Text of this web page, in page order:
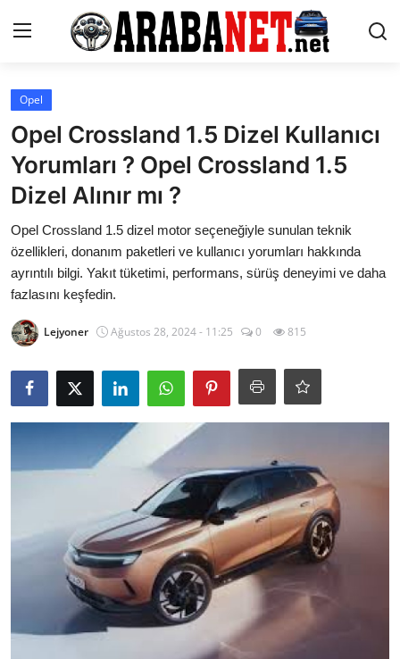
Giriş yapmak
Anasayfa
İletişim
Araba Markaları
Paketler
Karşılaştırmalar
Kronik Sorunlar
Bakım & Arıza Çözümleri
İkinci El & Ekspertiz
Muayene & Emisyon
Trafik Cezaları & Mevzuat
Ehliyet & Ruhsat İşlemleri
Sigorta & Kasko
Yakıt, LPG & Elektrikli
Opel
Opel Crossland 1.5 Dizel Kullanıcı
Yorumları ? Opel Crossland 1.5
Dizel Alınır mı ?
Opel Crossland 1.5 dizel motor seçeneğiyle sunulan teknik
özellikleri, donanım paketleri ve kullanıcı yorumları hakkında
ayrıntılı bilgi. Yakıt tüketimi, performans, sürüş deneyimi ve daha
fazlasını keşfedin.
Lejyoner Ağustos 28, 2024 - 11:25 0 815